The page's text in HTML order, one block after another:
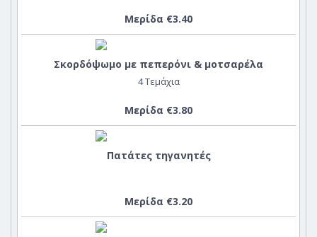
Μερίδα €3.40
Σκορδόψωμο με πεπερόνι & μοτσαρέλα
4 Τεμάχια
Μερίδα €3.80
Πατάτες τηγανητές
Μερίδα €3.20